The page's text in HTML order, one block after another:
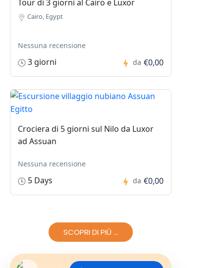
Tour di 3 giorni al Cairo e Luxor
Cairo, Egypt
Nessuna recensione
3 giorni da €0,00
Crociera di 5 giorni sul Nilo da Luxor
ad Assuan
Nessuna recensione
5 Days da €0,00
SCOPRI DI PIÙ ...